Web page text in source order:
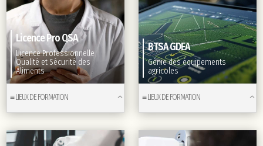
Licence Pro QSA
Licence Professionnelle
Qualité et Sécurité des
Aliments
≡ LIEUX DE FORMATION
BTSA GDEA
Génie des équipements
agricoles
≡ LIEUX DE FORMATION